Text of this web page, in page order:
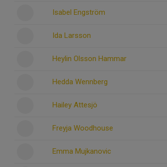
Isabel Engström
Ida Larsson
Heylin Olsson Hammar
Hedda Wennberg
Hailey Attesjö
Freyja Woodhouse
Emma Mujkanovic